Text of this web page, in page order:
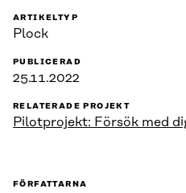
ARTIKELTYP
Plock
PUBLICERAD
25.11.2022
RELATERADE PROJEKT
Pilotprojekt: Försök med
FÖRFATTARNA